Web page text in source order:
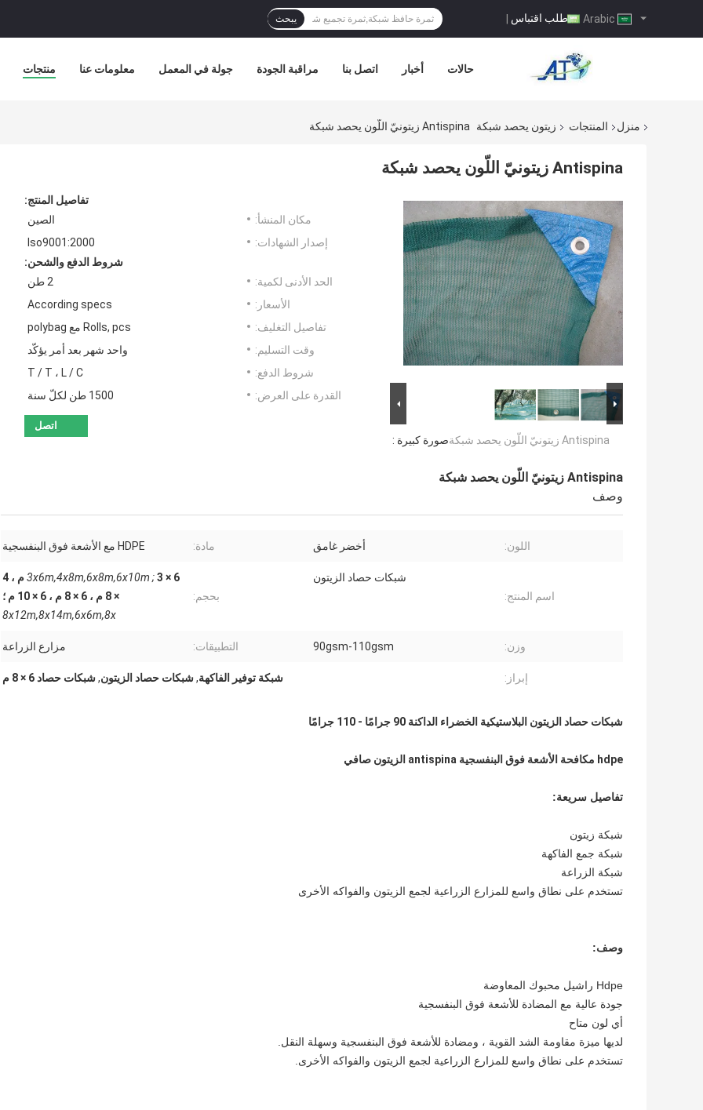
طلب اقتباس | يبحث
منتجات معلومات عنا جولة في المعمل مراقبة الجودة اتصل بنا أخبار حالات
منزل المنتجات زيتون يحصد شبكة Antispina زيتونيّ اللّون يحصد شبكة
Antispina زيتونيّ اللّون يحصد شبكة
صورة كبيرة : Antispina زيتونيّ اللّون يحصد شبكة
تفاصيل المنتج:
مكان المنشأ:
الصين
إصدار الشهادات:
Iso9001:2000
شروط الدفع والشحن:
الحد الأدنى لكمية:
2 طن
الأسعار:
According specs
تفاصيل التغليف:
Rolls, pcs مع polybag
وقت التسليم:
واحد شهر بعد أمر يؤكّد
شروط الدفع:
T / T ، L / C
القدرة على العرض:
1500 طن لكلّ سنة
اتصل
Antispina زيتونيّ اللّون يحصد شبكة
وصف
اللون: أخضر غامق مادة: HDPE مع الأشعة فوق البنفسجية
اسم المنتج:
شبكات حصاد الزيتون
بحجم:
3x6m,4x8m,6x8m,6x10m ;
3 × 6 م ، 4
× 8 م ، 6 × 8 م ، 6 × 10 م ؛
8x12m,8x14m,6x6m,8x
وزن: 90gsm-110gsm التطبيقات: مزارع الزراعة
إبراز: شبكة توفير الفاكهة,شبكات حصاد الزيتون,شبكات حصاد 6 × 8 م
شبكات حصاد الزيتون البلاستيكية الخضراء الداكنة 90 جرامًا - 110 جرامًا
hdpe مكافحة الأشعة فوق البنفسجية antispina الزيتون صافي
تفاصيل سريعة:
شبكة زيتون
شبكة جمع الفاكهة
شبكة الزراعة
تستخدم على نطاق واسع للمزارع الزراعية لجمع الزيتون والفواكه الأخرى
وصف:
Hdpe راشيل محبوك المعاوضة
جودة عالية مع المضادة للأشعة فوق البنفسجية
أي لون متاح
لديها ميزة مقاومة الشد القوية ، ومضادة للأشعة فوق البنفسجية وسهلة النقل.
تستخدم على نطاق واسع للمزارع الزراعية لجمع الزيتون والفواكه الأخرى.